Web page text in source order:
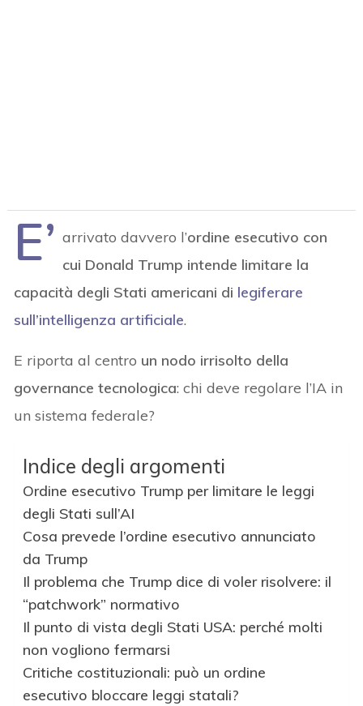
E’ arrivato davvero l’ordine esecutivo con
cui Donald Trump intende limitare la
capacità degli Stati americani di legiferare
sull’intelligenza artificiale.
E riporta al centro un nodo irrisolto della
governance tecnologica: chi deve regolare l’IA in
un sistema federale?
Indice degli argomenti
Ordine esecutivo Trump per limitare le leggi
degli Stati sull’AI
Cosa prevede l’ordine esecutivo annunciato
da Trump
Il problema che Trump dice di voler risolvere: il
“patchwork” normativo
Il punto di vista degli Stati USA: perché molti
non vogliono fermarsi
Critiche costituzionali: può un ordine
esecutivo bloccare leggi statali?